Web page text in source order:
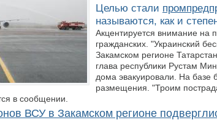
Целью стали
называются, как и
Акцентируется внимание на
гражданских. "Украинский
Закамском регионе
глава республики Рустам
дома эвакуировали. На базе
размещения. "Троим
в сообщении.
ВСУ в Закамском регионе